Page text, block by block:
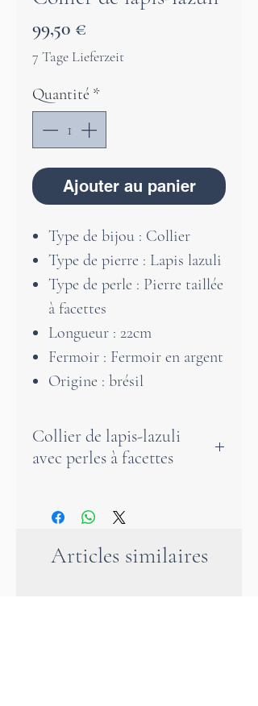
99,50 €
7 Tage Lieferzeit
Quantité *
Ajouter au panier
Type de bijou : Collier
Type de pierre : Lapis lazuli
Type de perle : Pierre taillée
à facettes
Longueur : 22cm
Fermoir : Fermoir en argent
Origine : brésil
Collier de lapis-lazuli
avec perles à facettes
composé de petites pierres de
lapis-lazuli à facettes. Il
s'adapte parfaitement à votre
Articles similaires